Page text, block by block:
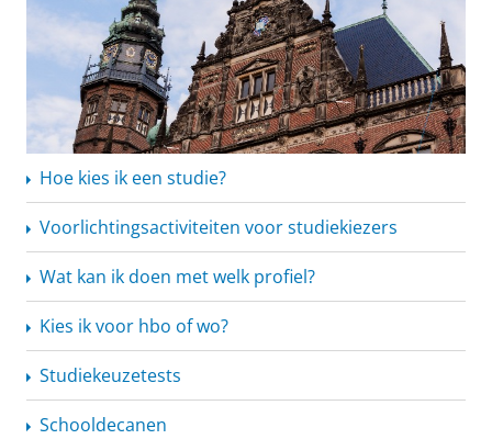
Hoe kies ik een studie?
Voorlichtingsactiviteiten voor studiekiezers
Wat kan ik doen met welk profiel?
Kies ik voor hbo of wo?
Studiekeuzetests
Schooldecanen